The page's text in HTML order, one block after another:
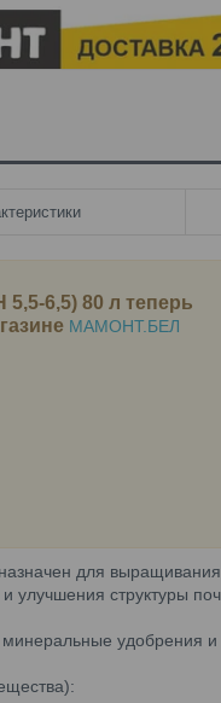
6,5) 80 л теперь
МАМОНТ.БЕЛ
для выращивания
улучшения структуры
удобрения и